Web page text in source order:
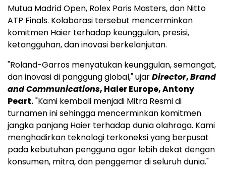
Mutua Madrid Open, Rolex Paris Masters, dan Nitto
ATP Finals. Kolaborasi tersebut mencerminkan
komitmen Haier terhadap keunggulan, presisi,
ketangguhan, dan inovasi berkelanjutan.
"Roland-Garros menyatukan keunggulan, semangat,
dan inovasi di panggung global," ujarDirector,Brand
and Communications, Haier Europe, Antony
Peart."Kami kembali menjadi Mitra Resmi di
turnamen ini sehingga mencerminkan komitmen
jangka panjang Haier terhadap dunia olahraga. Kami
menghadirkan teknologi terkoneksi yang berpusat
pada kebutuhan pengguna agar lebih dekat dengan
konsumen, mitra, dan penggemar di seluruh dunia."